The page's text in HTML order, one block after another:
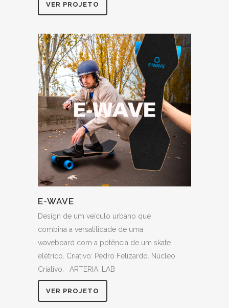
VER PROJETO
E-WAVE
Design de um veículo urbano que
combina a versatilidade de uma
waveboard com a potência de um skate
elétrico. Criativo: Pedro Felizardo. Núcleo
Criativo: _ARTERIA_LAB
VER PROJETO